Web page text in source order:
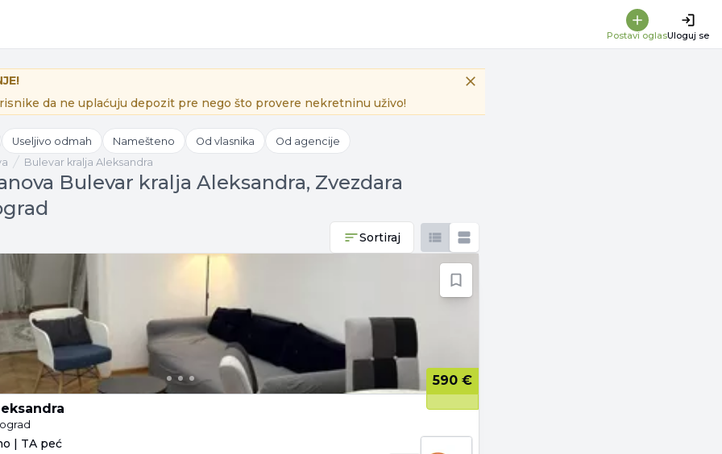
Postavi oglasUloguj se
da ne uplaćuju depozit pre nego što provere nekretninu uživo!
Useljivo odmah Namešteno Od vlasnika
Od agencije
Bulevar kralja Aleksandra
Bulevar kralja Aleksandra, Zvezdara
Sortiraj
590 €
| TA peć